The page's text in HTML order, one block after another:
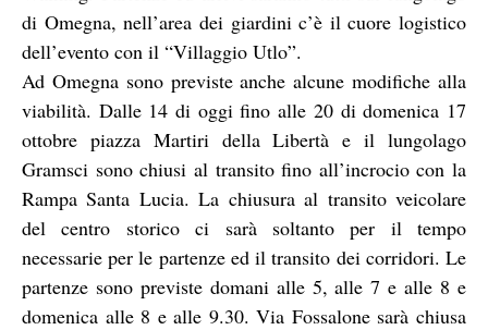
di Omegna, nell’area dei giardini c’è il cuore logistico
dell’evento con il “Villaggio Utlo”.
Ad Omegna sono previste anche alcune modifiche alla
viabilità. Dalle 14 di oggi fino alle 20 di domenica 17
ottobre piazza Martiri della Libertà e il lungolago
Gramsci sono chiusi al transito fino all’incrocio con la
Rampa Santa Lucia. La chiusura al transito veicolare
del centro storico ci sarà soltanto per il tempo
necessarie per le partenze ed il transito dei corridori. Le
partenze sono previste domani alle 5, alle 7 e alle 8 e
domenica alle 8 e alle 9.30. Via Fossalone sarà chiusa